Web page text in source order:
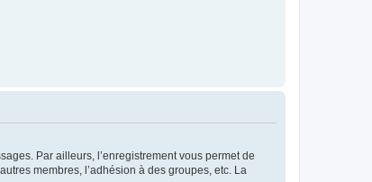
Par ailleurs, l’enregistrement vous permet de
membres, l’adhésion à des groupes, etc. La